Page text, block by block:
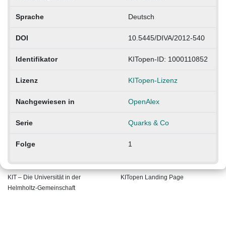
Sprache Deutsch
DOI 10.5445/DIVA/2012-540
Identifikator KITopen-ID: 1000110852
Lizenz KITopen-Lizenz
Nachgewiesen in OpenAlex
Serie Quarks & Co
Folge 1
KIT – Die Universität in der
Helmholtz-Gemeinschaft
KITopen Landing Page